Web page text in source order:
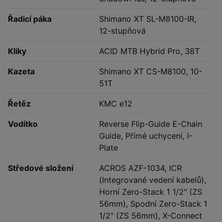
Řadicí páka
Shimano XT SL-M8100-IR,
12-stupňová
Kliky ACID MTB Hybrid Pro, 38T
Kazeta
Shimano XT CS-M8100, 10-
51T
Řetěz KMC e12
Vodítko
Reverse Flip-Guide E-Chain
Guide, Přímé uchycení, I-
Plate
Středové složení
ACROS AZF-1034, ICR
(Integrované vedení kabelů),
Horní Zero-Stack 1 1/2" (ZS
56mm), Spodní Zero-Stack 1
1/2" (ZS 56mm), X-Connect